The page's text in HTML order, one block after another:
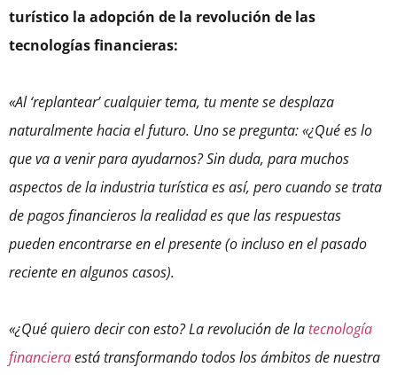
turístico la adopción de la revolución de las
tecnologías financieras:
«Al ‘replantear’ cualquier tema, tu mente se desplaza
naturalmente hacia el futuro. Uno se pregunta: «¿Qué es lo
que va a venir para ayudarnos? Sin duda, para muchos
aspectos de la industria turística es así, pero cuando se trata
de pagos financieros la realidad es que las respuestas
pueden encontrarse en el presente (o incluso en el pasado
reciente en algunos casos).
«¿Qué quiero decir con esto? La revolución de latecnología
financieraestá transformando todos los ámbitos de nuestra